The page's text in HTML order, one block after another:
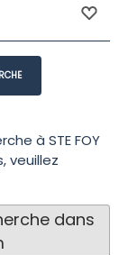
à STE FOY
veuillez
dans